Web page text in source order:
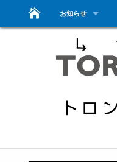
お知らせ